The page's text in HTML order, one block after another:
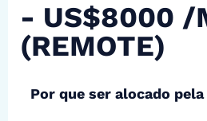
- US$8000 /
(REMOTE)
Por que ser alocado pela